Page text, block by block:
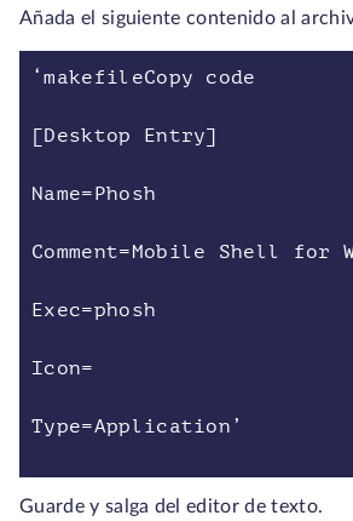
Añada el siguiente contenido al
‘makefileCopy code
[Desktop Entry]
Name=Phosh
Comment=Mobile Shell for
Exec=phosh
Icon=
Type=Application’
Guarde y salga del editor de texto.